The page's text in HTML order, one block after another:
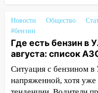
11:12
Соцсети:
врезался в забор
10:27 Где есть
днем 6 августа:
10:16 Внимание!
объявлена
Новости Общество
#бензин
Где есть бензин в
августа: список
Ситуация с бензином в
напряженной, хотя